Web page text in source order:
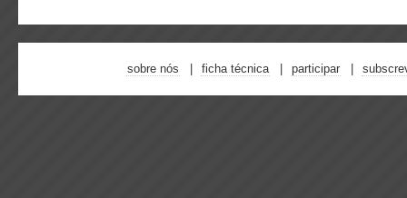
sobre nós ficha técnica participar